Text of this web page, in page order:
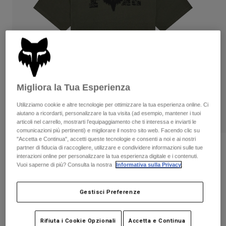
Pantaloni
Pantaloncini
Protezioni
Maschere
Calze
Parti di ricambio
Pantaloni
Guanti
Giacche
Protezioni
Maschere
Calze
Borse e accessori
Parti di ricambio
Vedi tutto
Donna
T-shirt
Felpe
Giacche
Pantaloni & Pantaloncini
Camicie
Bambini
Protezioni
Calze
Vedi tutto
Caschi
Maglie​
Pantaloni
Stivali
Protezioni
Recensioni
T-shirt Diffuse Dri-Release
Price reduced from
€ 39.99to€ 27.99 30% OFF
Migliora la Tua Esperienza
Utilizziamo cookie e altre tecnologie per ottimizzare la tua esperienza online. Ci
aiutano a ricordarti, personalizzare la tua visita (ad esempio, mantener i tuoi
articoli nel carrello, mostrarti l’equipaggiamento che ti interessa e inviarti le
comunicazioni più pertinenti) e migliorare il nostro sito web. Facendo clic su
"Accetta e Continua", accetti queste tecnologie e consenti a noi e ai nostri
partner di fiducia di raccogliere, utilizzare e condividere informazioni sulle tue
interazioni online per personalizzare la tua esperienza digitale e i contenuti.
Vuoi saperne di più? Consulta la nostra
Informativa sulla Privacy
Gestisci Preferenze
Rifiuta i Cookie Opzionali Accetta e Continua